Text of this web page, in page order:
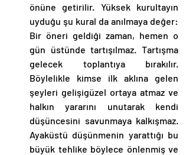
önüne getirilir. Yüksek kurultayın
uyduğu şu kural da anılmaya değer:
Bir öneri geldiği zaman, hemen o
gün üstünde tartışılmaz. Tartışma
gelecek toplantıya bırakılır.
Böylelikle kimse ilk aklına gelen
şeyleri gelişigüzel ortaya atmaz ve
halkın yararını unutarak kendi
düşüncesini savunmaya kalkışmaz.
Ayaküstü düşünmenin yarattığı bu
büyük tehlike böylece önlenmiş ve